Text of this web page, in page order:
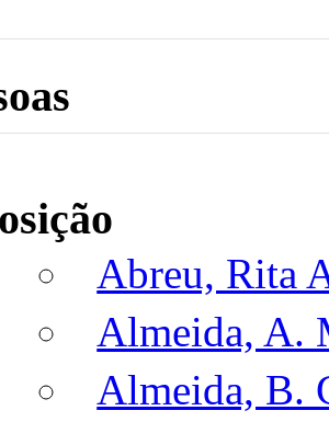
Abreu, Rita
Almeida, A.
Almeida, B.